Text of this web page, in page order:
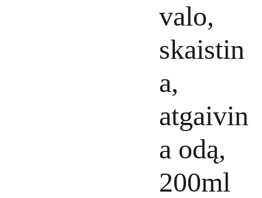
valo,
skaistin
a,
atgaivin
a odą,
200ml